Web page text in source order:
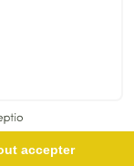
accepter